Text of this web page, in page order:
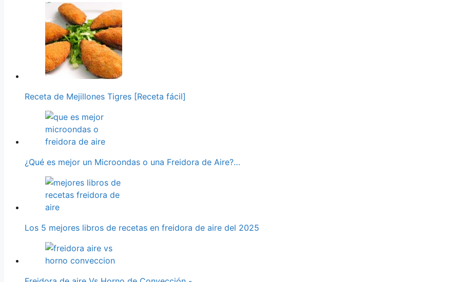
Receta de Mejillones Tigres [Receta fácil]
¿Qué es mejor un Microondas o una Freidora de Aire?…
Los 5 mejores libros de recetas en freidora de aire del 2025